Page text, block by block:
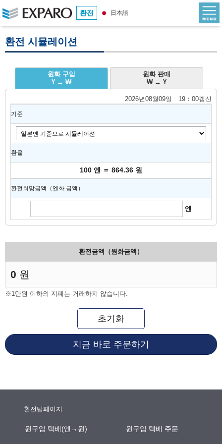
환전 日本語
환전 시뮬레이션
원화 구입
¥ → ₩
원화 판매
₩ → ¥
2026년08월09일 19：00갱신
기준
환율
100 엔 ＝ 864.36 원
환전희망금액（엔화 금액）
엔
환전금액（원화금액）
0 원
※1만원 이하의 지폐는 거래하지 않습니다.
초기화
지금 바로 주문하기
환전탑페이지
원구입 택배(엔→원) 원구입 택배 주문